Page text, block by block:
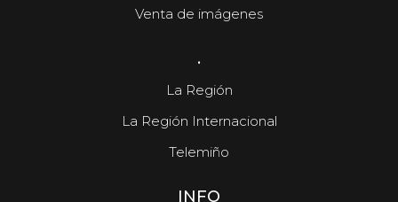
Venta de imágenes
.
La Región
La Región Internacional
Telemiño
INFO